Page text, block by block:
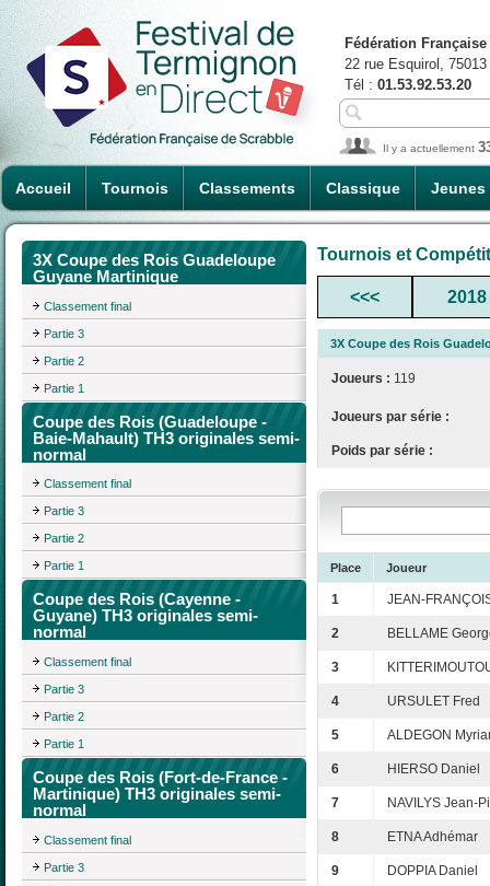
Accueil Tournois Classements Classique Jeunes
Fédération
22 rue Esquirol,
Tél : 01.53.92.53.20
Il y a actuellement
3X Coupe des Rois Guadeloupe
Guyane Martinique
Classement final
Partie 3
Partie 2
Partie 1
Coupe des Rois (Guadeloupe -
Baie-Mahault) TH3 originales semi-
normal
Classement final
Partie 3
Partie 2
Partie 1
Coupe des Rois (Cayenne -
Guyane) TH3 originales semi-
normal
Classement final
Partie 3
Partie 2
Partie 1
Coupe des Rois (Fort-de-France -
Martinique) TH3 originales semi-
normal
Classement final
Partie 3
Tournois et
<<< 2018
3X Coupe des Rois
Joueurs : 119
Joueurs par série :
Poids par série :
Place Joueur
1 JEAN-
2 BELLAME
3
4 URSULET Fred
5 ALDEGON
6 HIERSO Daniel
7 NAVILYS Jean-
8 ETNA Adhémar
9 DOPPIA Daniel